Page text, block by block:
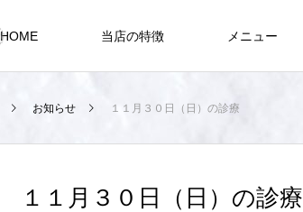
HOME 当店の特徴 メニュー
お知らせ １１月３０日（日）の診療
１１月３０日（日）の診療